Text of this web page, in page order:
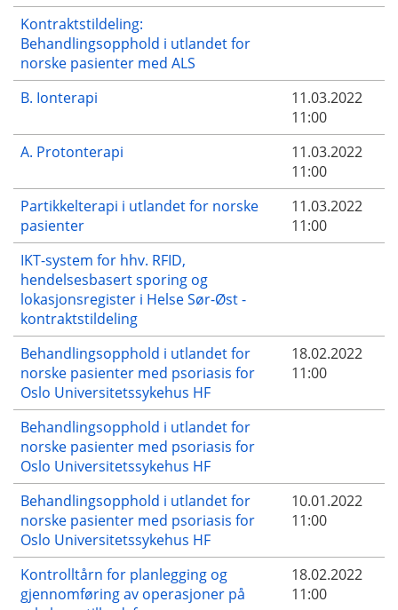
Kontraktstildeling:
Behandlingsopphold i utlandet for
norske pasienter med ALS
B. Ionterapi
11.03.2022
11:00
A. Protonterapi
11.03.2022
11:00
Partikkelterapi i utlandet for norske
pasienter
11.03.2022
11:00
IKT-system for hhv. RFID,
hendelsesbasert sporing og
lokasjonsregister i Helse Sør-Øst -
kontraktstildeling
Behandlingsopphold i utlandet for
norske pasienter med psoriasis for
Oslo Universitetssykehus HF
18.02.2022
11:00
Behandlingsopphold i utlandet for
norske pasienter med psoriasis for
Oslo Universitetssykehus HF
Behandlingsopphold i utlandet for
norske pasienter med psoriasis for
Oslo Universitetssykehus HF
10.01.2022
11:00
Kontrolltårn for planlegging og
gjennomføring av operasjoner på
18.02.2022
11:00